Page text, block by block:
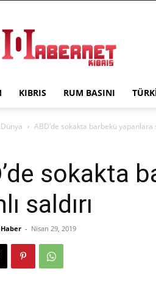
Kıbrıs
KIBRIS RUM BASINI
Dünya ABD’de sokakta barbekü yapanlara
sokakta
saldırı
- Nisan 29, 2019